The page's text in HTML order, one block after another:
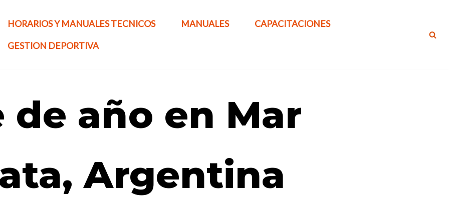
HORARIOS Y MANUALES TECNICOS MANUALES CAPACITACIONES
GESTION DEPORTIVA
de año en Mar
Argentina